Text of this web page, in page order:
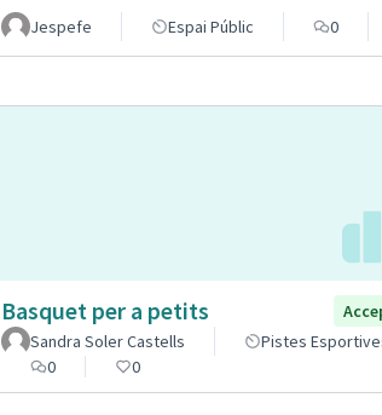
Jespefe Espai Públic 0
Basquet per a petits
Sandra Soler Castells
Pistes
0
0